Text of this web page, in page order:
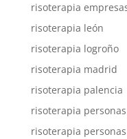
risoterapia
risoterapia león
risoterapia logroño
risoterapia madrid
risoterapia palencia
risoterapia
risoterapia